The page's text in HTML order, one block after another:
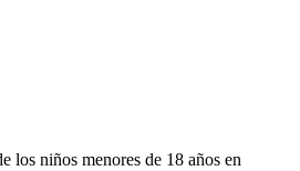
los niños menores de 18 años en